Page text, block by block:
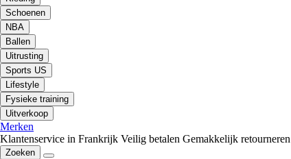
Schoenen
NBA
Ballen
Uitrusting
Sports US
Lifestyle
Fysieke training
Uitverkoop
Merken
Klantenservice in Frankrijk Veilig betalen Gemakkelijk retourneren
Zoeken